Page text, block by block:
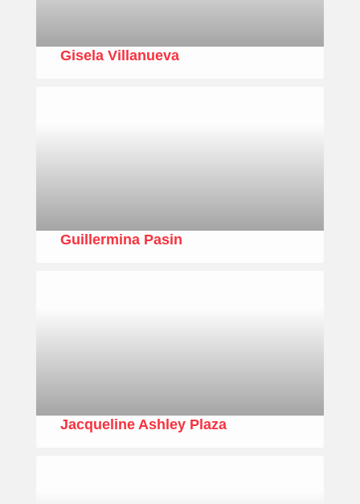
Gisela Villanueva
Guillermina Pasin
Jacqueline Ashley Plaza